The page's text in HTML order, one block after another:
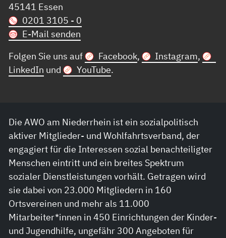
45141 Essen
0201 3105 - 0
E-Mail senden
Folgen Sie uns auf
Facebook, Instagram,
LinkedIn und YouTube.
Die AWO am Niederrhein ist ein sozialpolitisch
aktiver Mitglieder- und Wohlfahrtsverband, der
engagiert für die Interessen sozial benachteiligter
Menschen eintritt und ein breites Spektrum
sozialer Dienstleistungen vorhält. Getragen wird
sie dabei von 23.000 Mitgliedern in 160
Ortsvereinen und mehr als 11.000
Mitarbeiter*innen in 450 Einrichtungen der Kinder-
und Jugendhilfe, ungefähr 300 Angeboten für